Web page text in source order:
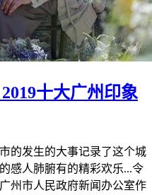
十大广州印象
的发生的大事记录了这个城
感人肺腑有的精彩欢乐...令
州市人民政府新闻办公室作